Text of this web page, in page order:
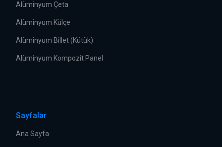
Alüminyum Çeta
Alüminyum Külçe
Alüminyum Billet (Kütük)
Alüminyum Kompozit Panel
Sayfalar
Ana Sayfa